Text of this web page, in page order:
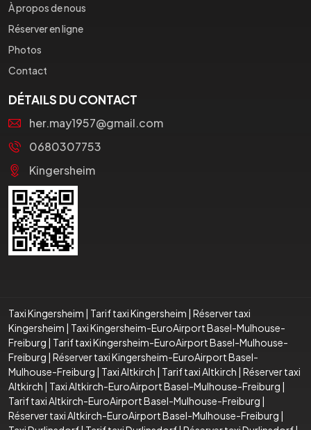
À propos de nous
Réserver en ligne
Photos
Contact
DÉTAILS DU CONTACT
her.may1957@gmail.com
0680307753
Kingersheim
Taxi Kingersheim | Tarif taxi Kingersheim | Réserver taxi
Kingersheim | Taxi Kingersheim-EuroAirport Basel-Mulhouse-
Freiburg | Tarif taxi Kingersheim-EuroAirport Basel-Mulhouse-
Freiburg | Réserver taxi Kingersheim-EuroAirport Basel-
Mulhouse-Freiburg | Taxi Altkirch | Tarif taxi Altkirch | Réserver taxi
Altkirch | Taxi Altkirch-EuroAirport Basel-Mulhouse-Freiburg |
Tarif taxi Altkirch-EuroAirport Basel-Mulhouse-Freiburg |
Réserver taxi Altkirch-EuroAirport Basel-Mulhouse-Freiburg |